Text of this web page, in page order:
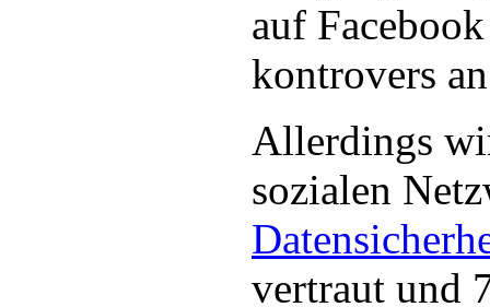
auf
kontrovers
Allerdings
sozialen
vertraut und